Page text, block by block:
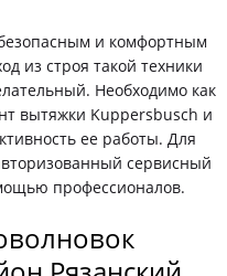
и комфортным
из строя такой техники
Необходимо как
вытяжки Kuppersbusch и
ее работы. Для
сервисный
профессионалов.